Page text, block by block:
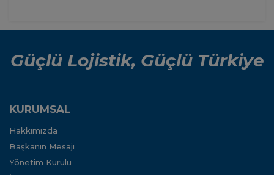
Güçlü Lojistik, Güçlü Türkiye
KURUMSAL
Hakkımızda
Başkanın Mesajı
Yönetim Kurulu